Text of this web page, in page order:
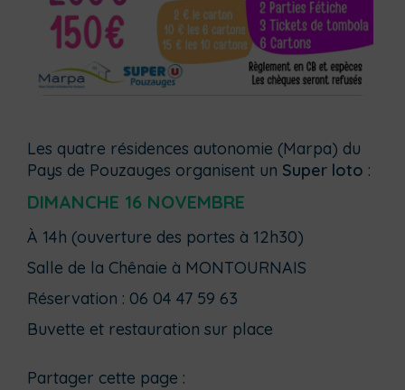
Les quatre résidences autonomie (Marpa) du
Pays de Pouzauges organisent un Super loto :
DIMANCHE 16 NOVEMBRE
À 14h (ouverture des portes à 12h30)
Salle de la Chênaie à MONTOURNAIS
Réservation : 06 04 47 59 63
Buvette et restauration sur place
Partager cette page :